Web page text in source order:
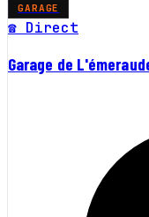
GARAGE
☎ Direct
Garage de